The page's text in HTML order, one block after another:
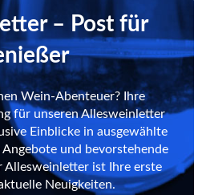
– Post für
Wein-Abenteuer? Ihre
für unseren Allesweinletter
Einblicke in ausgewählte
und bevorstehende
Allesweinletter ist Ihre erste
Neuigkeiten.